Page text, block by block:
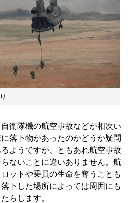
衛隊機の航空事故などが相次い
落下物があったのかどうか疑問
ようですが、ともあれ航空事故
ないことに違いありません。航
ットや乗員の生命を奪うことも
下した場所によっては周囲にも
らします。